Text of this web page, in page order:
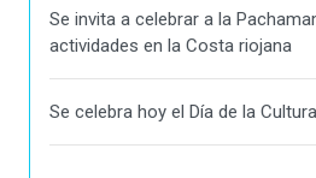
Se invita a celebrar a la
actividades en la Costa riojana
Se celebra hoy el Día de la